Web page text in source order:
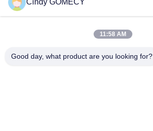
l'équipement pour la
touchable 7 Tesla Hiemt
Parlez Maintenant.
Cindy GOMECY
11:58 AM
Good day, what product are you looking for?